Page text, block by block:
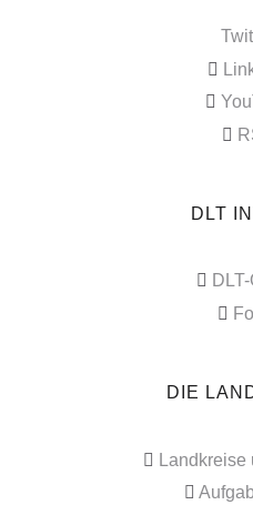
DLT
DIE
Landkreise